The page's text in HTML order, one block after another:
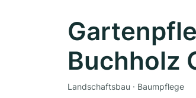
Buchholz
Landschaftsbau · Baumpflege